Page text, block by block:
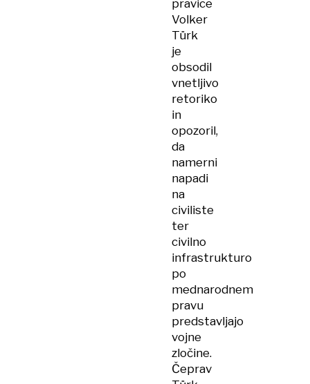
pravice
Volker
Türk
je
obsodil
vnetljivo
retoriko
in
opozoril,
da
namerni
napadi
na
civiliste
ter
civilno
infrastrukturo
po
mednarodnem
pravu
predstavljajo
vojne
zločine.
Čeprav